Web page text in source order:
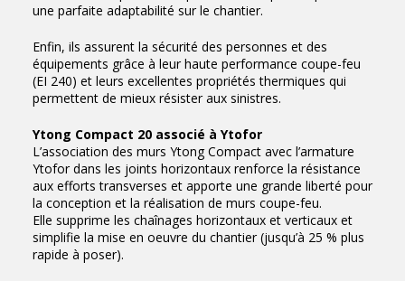
une parfaite adaptabilité sur le chantier.
Enfin, ils assurent la sécurité des personnes et des
équipements grâce à leur haute performance coupe-feu
(EI 240) et leurs excellentes propriétés thermiques qui
permettent de mieux résister aux sinistres.
Ytong Compact 20 associé à Ytofor
L’association des murs Ytong Compact avec l’armature
Ytofor dans les joints horizontaux renforce la résistance
aux efforts transverses et apporte une grande liberté pour
la conception et la réalisation de murs coupe-feu.
Elle supprime les chaînages horizontaux et verticaux et
simplifie la mise en oeuvre du chantier (jusqu’à 25 % plus
rapide à poser).